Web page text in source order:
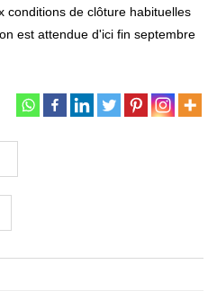
conditions de clôture habituelles
est attendue d'ici fin septembre